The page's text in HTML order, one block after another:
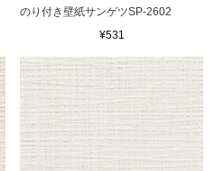
のり付き壁紙サンゲツSP-2602
¥531